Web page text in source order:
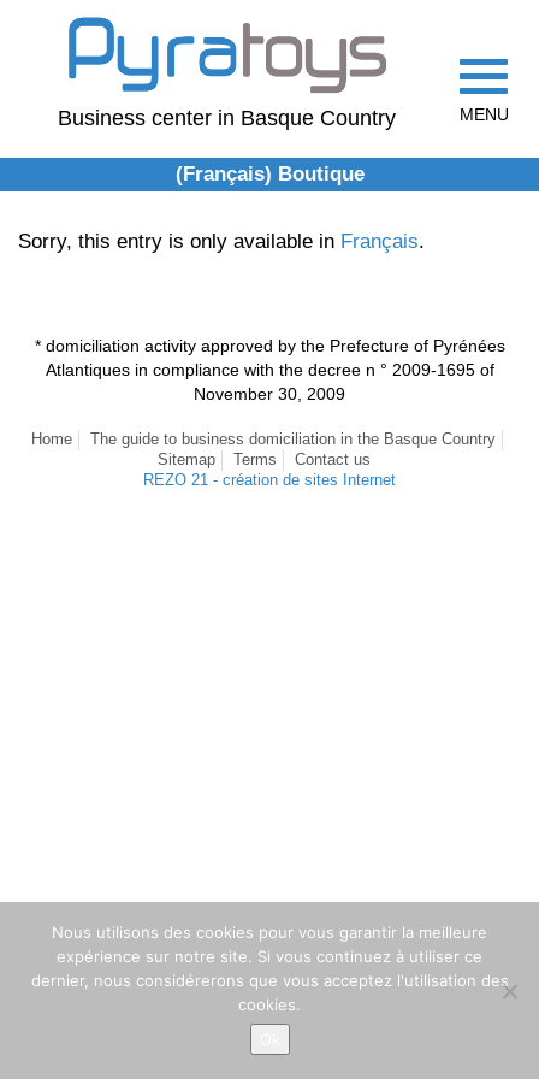
+33 559 636 238
Business center in Basque Country
Toggle
MENU
(Français) Boutique
Sorry, this entry is only available in Français.
* domiciliation activity approved by the Prefecture of Pyrénées
Atlantiques in compliance with the decree n ° 2009-1695 of
November 30, 2009
Home
The guide to business domiciliation in the Basque Country
Sitemap
Terms
Contact us
REZO 21 - création de sites Internet
Nous utilisons des cookies pour vous garantir la meilleure
expérience sur notre site. Si vous continuez à utiliser ce
dernier, nous considérerons que vous acceptez l'utilisation des
cookies.